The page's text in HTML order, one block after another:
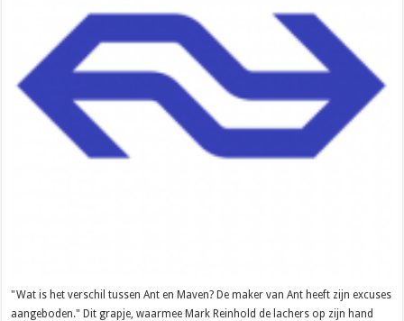
"Wat is het verschil tussen Ant en Maven? De maker van Ant heeft zijn excuses
aangeboden." Dit grapje, waarmee Mark Reinhold de lachers op zijn hand